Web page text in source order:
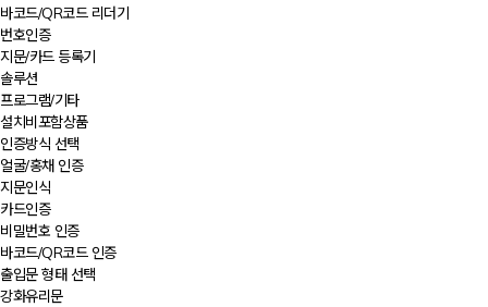
바코드/QR코드 리더기
번호인증
지문/카드 등록기
솔루션
프로그램/기타
설치비포함상품
인증방식 선택
얼굴/홍채 인증
지문인식
카드인증
비밀번호 인증
바코드/QR코드 인증
출입문 형태 선택
강화유리문